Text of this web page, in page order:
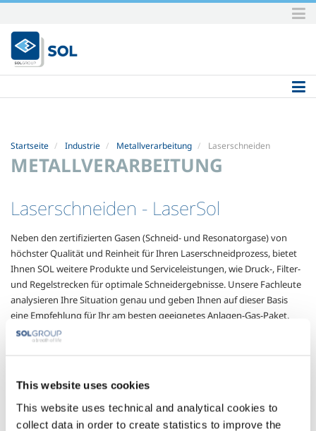
This website uses cookies
This website uses technical and analytical cookies to
collect data in order to create statistics to improve the
Direkt
zum
Inhalt
|
zur
Startseite Industrie Metallverarbeitung Laserschneiden
METALLVERARBEITUNG
Laserschneiden - LaserSol
Neben den zertifizierten Gasen (Schneid- und Resonatorgase) von
höchster Qualität und Reinheit für Ihren Laserschneidprozess, bietet
Ihnen SOL weitere Produkte und Serviceleistungen, wie Druck-, Filter-
und Regelstrecken für optimale Schneidergebnisse. Unsere Fachleute
analysieren Ihre Situation genau und geben Ihnen auf dieser Basis
eine Empfehlung für Ihr am besten geeignetes Anlagen-Gas-Paket.
Gase
Stickstoff- N
Anwendungsgebiete